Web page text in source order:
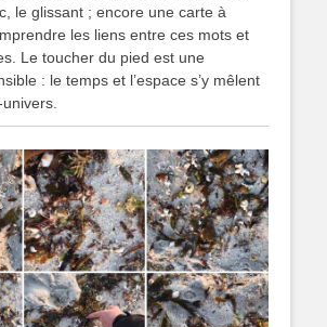
le glissant ; encore une carte à
les liens entre ces mots et
Le toucher du pied est une
: le temps et l’espace s’y mêlent